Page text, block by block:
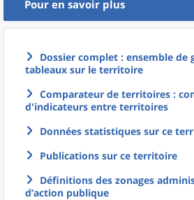
Pour en savoir plus
Dossier complet : ensemble de
tableaux sur le territoire
Comparateur de territoires :
d'indicateurs entre territoires
Données statistiques sur ce
Publications sur ce territoire
Définitions des zonages
d’action publique